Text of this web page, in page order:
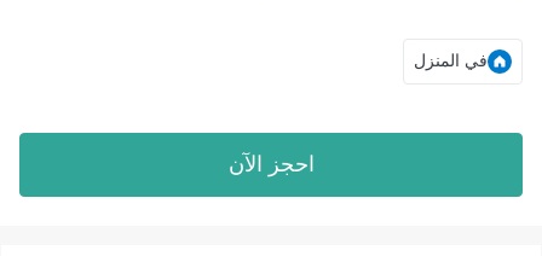
في المنزل
احجز الآن